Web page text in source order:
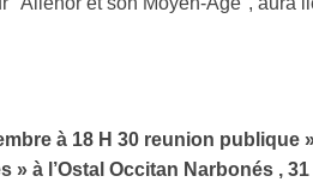
à 18 H 30 reunion publique
» à l’Ostal Occitan Narbonés ,